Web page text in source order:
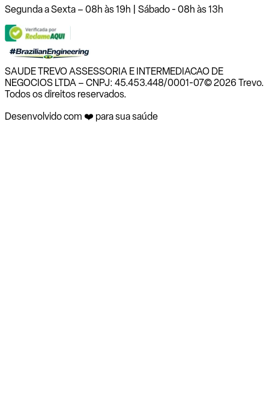
Segunda a Sexta – 08h às 19h | Sábado - 08h às 13h
SAUDE TREVO ASSESSORIA E INTERMEDIACAO DE
NEGOCIOS LTDA – CNPJ: 45.453.448/0001-07© 2026 Trevo.
Todos os direitos reservados.
Desenvolvido com ❤️ para sua saúde